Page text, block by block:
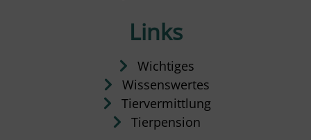
Links
Wichtiges
Wissenswertes
Tiervermittlung
Tierpension